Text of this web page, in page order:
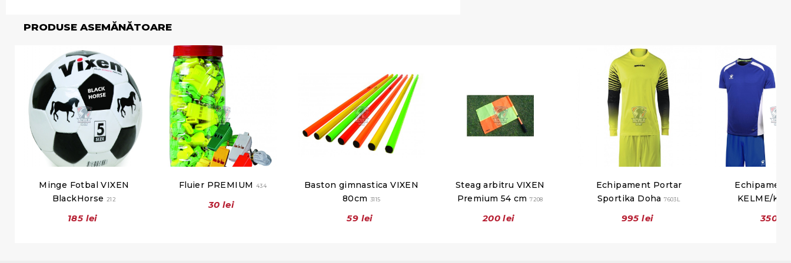
PRODUSE ASEMĂNĂTOARE
Minge Fotbal VIXEN
BlackHorse
212
185 lei
Fluier PREMIUM 434
30 lei
Baston gimnastica VIXEN
80cm 3115
59 lei
Steag arbitru VIXEN
Premium 54 cm7208
200 lei
Echipament Portar
Sportika Doha7603L
995 lei
KELME/
350